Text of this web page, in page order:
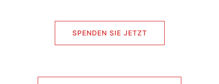
SPENDEN SIE JETZT